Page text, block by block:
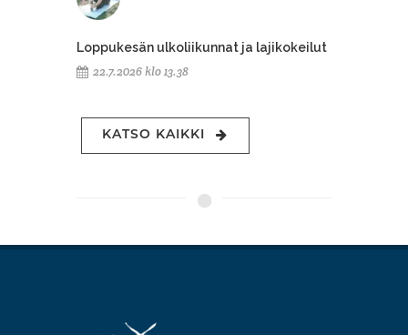
Loppukesän ulkoliikunnat ja lajikokeilut
22.7.2026 klo 13.38
KATSO KAIKKI